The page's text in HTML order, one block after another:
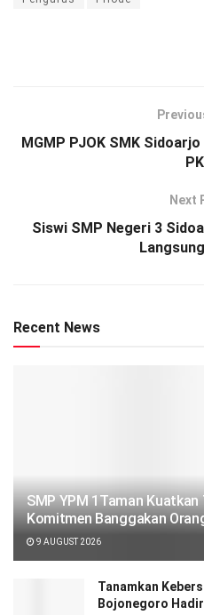
MGMP PJOK SMK
Next
Siswi SMP Negeri 3
Recent News
SMP YPM 1Taman
Komitmen Banggakan
9 AUGUST 2026
Tanamkan
Bojonegoro